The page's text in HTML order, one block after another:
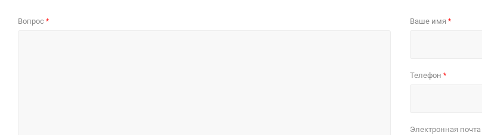
Вопрос * Ваше имя *
Телефон *
Электронная почта